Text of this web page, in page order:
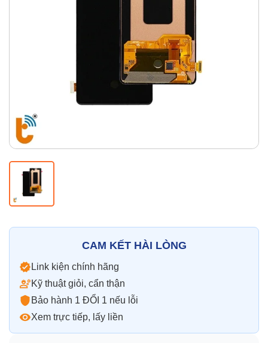
Pin Samsumg Pin Oppo
Thay vỏ
Vỏ iPhone Vỏ Samsung
CAM KẾT HÀI LÒNG
Link kiện chính hãng
Kỹ thuật giỏi, cẩn thận
Bảo hành 1 ĐỔI 1 nếu lỗi
Xem trực tiếp, lấy liền